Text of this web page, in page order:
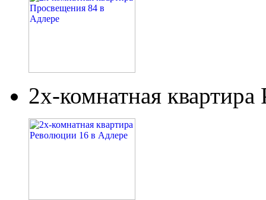
2х-комнатная